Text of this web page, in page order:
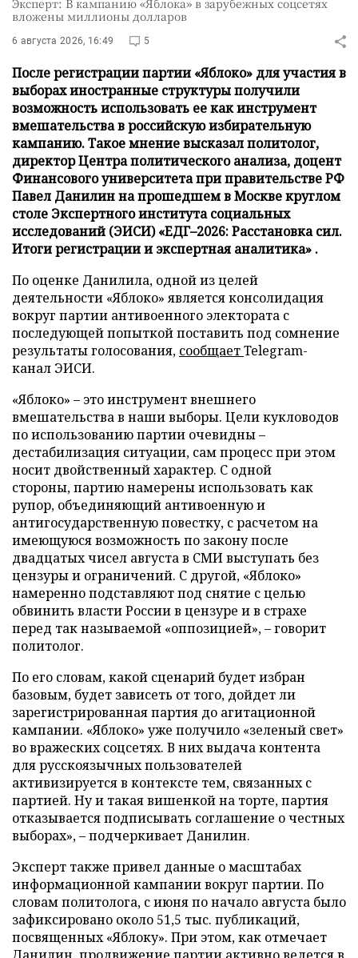
Эксперт: В кампанию «Яблока» в зарубежных соцсетях
вложены миллионы долларов
6 августа 2026, 16:49 5
После регистрации партии «Яблоко» для участия в
выборах иностранные структуры получили
возможность использовать ее как инструмент
вмешательства в российскую избирательную
кампанию. Такое мнение высказал политолог,
директор Центра политического анализа, доцент
Финансового университета при правительстве РФ
Павел Данилин на прошедшем в Москве круглом
столе Экспертного института социальных
исследований (ЭИСИ) «ЕДГ–2026: Расстановка сил.
Итоги регистрации и экспертная аналитика» .
По оценке Данилила, одной из целей
деятельности «Яблоко» является консолидация
вокруг партии антивоенного электората с
последующей попыткой поставить под сомнение
результаты голосования, сообщаетTelegram-
канал ЭИСИ.
«Яблоко» – это инструмент внешнего
вмешательства в наши выборы. Цели кукловодов
по использованию партии очевидны –
дестабилизация ситуации, сам процесс при этом
носит двойственный характер. С одной
стороны, партию намерены использовать как
рупор, объединяющий антивоенную и
антигосударственную повестку, с расчетом на
имеющуюся возможность по закону после
двадцатых чисел августа в СМИ выступать без
цензуры и ограничений. С другой, «Яблоко»
намеренно подставляют под снятие с целью
обвинить власти России в цензуре и в страхе
перед так называемой «оппозицией», – говорит
политолог.
По его словам, какой сценарий будет избран
базовым, будет зависеть от того, дойдет ли
зарегистрированная партия до агитационной
кампании. «Яблоко» уже получило «зеленый свет»
во вражеских соцсетях. В них выдача контента
для русскоязычных пользователей
активизируется в контексте тем, связанных с
партией. Ну и такая вишенкой на торте, партия
отказывается подписывать соглашение о честных
выборах», – подчеркивает Данилин.
Эксперт также привел данные о масштабах
информационной кампании вокруг партии. По
словам политолога, с июня по начало августа было
зафиксировано около 51,5 тыс. публикаций,
посвященных «Яблоку». При этом, как отмечает